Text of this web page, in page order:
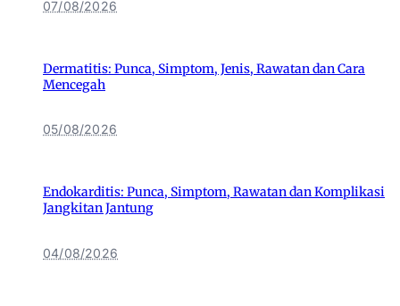
07/08/2026
Dermatitis: Punca, Simptom, Jenis, Rawatan dan Cara
Mencegah
05/08/2026
Endokarditis: Punca, Simptom, Rawatan dan Komplikasi
Jangkitan Jantung
04/08/2026